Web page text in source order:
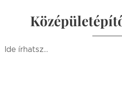
Ide írhatsz...